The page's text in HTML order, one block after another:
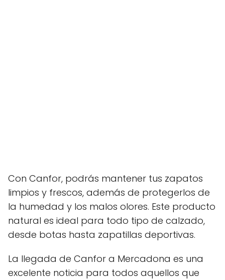
Con Canfor, podrás mantener tus zapatos
limpios y frescos, además de protegerlos de
la humedad y los malos olores. Este producto
natural es ideal para todo tipo de calzado,
desde botas hasta zapatillas deportivas.
La llegada de Canfor a Mercadona es una
excelente noticia para todos aquellos que